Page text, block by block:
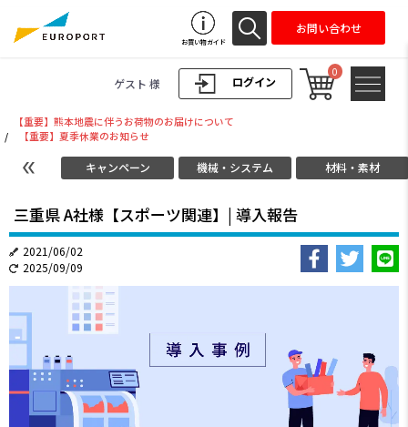
ログイン
ゲスト 様
0
お買い物ガイド
お問い合わせ
【重要】熊本地震に伴うお荷物のお届けについて
/
【重要】夏季休業のお知らせ
キャンペーン 機械・システム 材料・素材
三重県 A社様【スポーツ関連】| 導入報告
2021/06/02
2025/09/09